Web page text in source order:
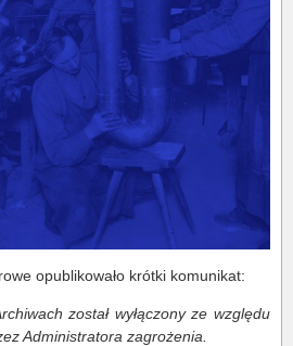
opublikowało krótki komunikat:
został wyłączony ze względu
Administratora zagrożenia.